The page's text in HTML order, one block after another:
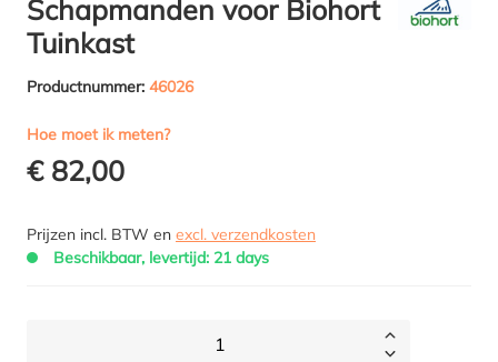
Schapmanden voor Biohort
Tuinkast
Productnummer: 46026
Hoe moet ik meten?
€ 82,00
Prijzen incl. BTW en excl. verzendkosten
Beschikbaar, levertijd: 21 days
1